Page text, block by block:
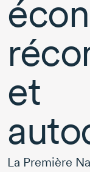
et
La Première